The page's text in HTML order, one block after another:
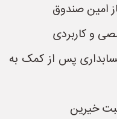
امین صندوق
و کاربردی
پس از کمک به
خیرین